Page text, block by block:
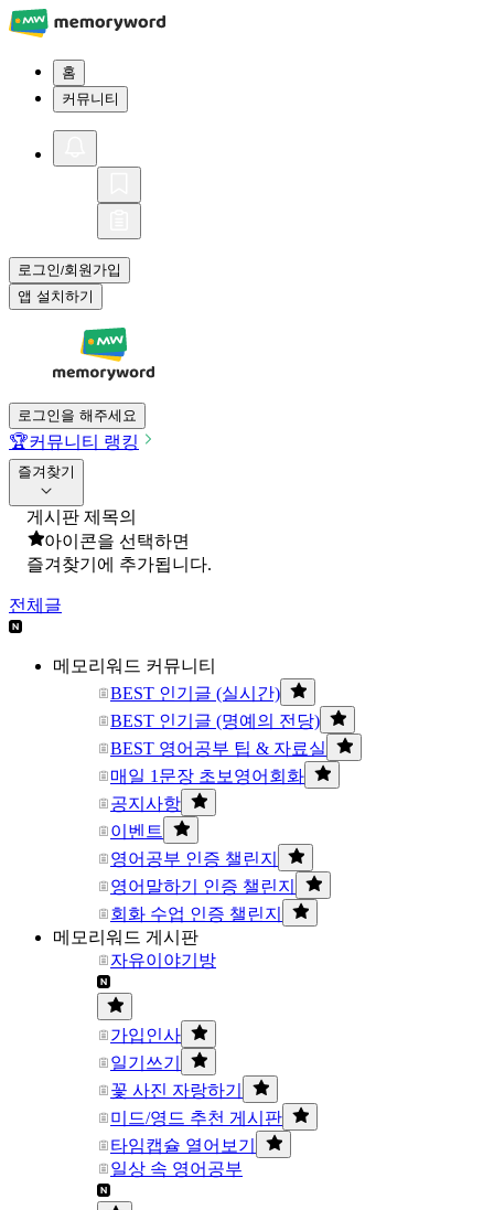
홈
커뮤니티
로그인/회원가입
앱 설치하기
로그인을 해주세요
🏆커뮤니티 랭킹
즐겨찾기
게시판 제목의
아이콘을 선택하면
즐겨찾기에 추가됩니다.
전체글
메모리워드 커뮤니티
BEST 인기글 (실시간)
BEST 인기글 (명예의 전당)
BEST 영어공부 팁 & 자료실
매일 1문장 초보영어회화
공지사항
이벤트
영어공부 인증 챌린지
영어말하기 인증 챌린지
회화 수업 인증 챌린지
메모리워드 게시판
자유이야기방
가입인사
일기쓰기
꽃 사진 자랑하기
미드/영드 추천 게시판
타임캡슐 열어보기
일상 속 영어공부